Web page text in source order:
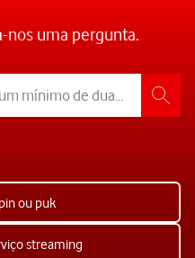
nos uma pergunta.
ou puk
streaming